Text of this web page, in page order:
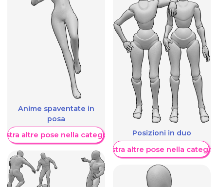
Anime spaventate in
posa
altre pose nella categoria Posizioni in duo
Mostra altre pose nella